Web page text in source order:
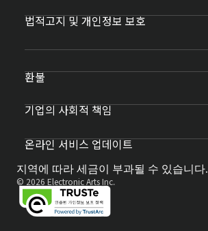
법적고지 및 개인정보 보호
환불
기업의 사회적 책임
온라인 서비스 업데이트
지역에 따라 세금이 부과될 수 있습니다.
© 2026 Electronic Arts Inc.